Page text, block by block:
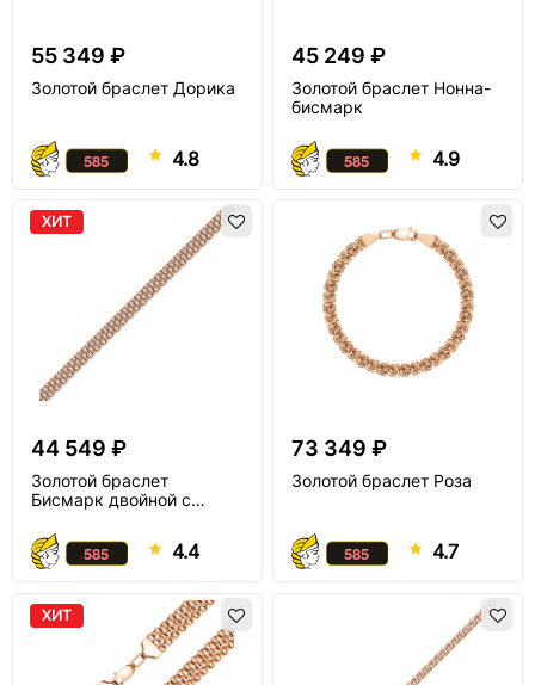
55 349 ₽
Золотой браслет Дорика
4.8
45 249 ₽
Золотой браслет Нонна-
бисмарк
4.9
ХИТ
44 549 ₽
Золотой браслет
Бисмарк двойной с
4.4
73 349 ₽
Золотой браслет Роза
4.7
ХИТ